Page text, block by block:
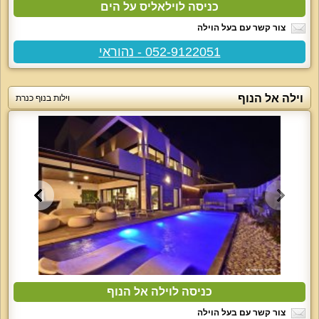
כניסה לוילאליס על הים
צור קשר עם בעל הוילה
052-9122051 - נהוראי
וילה אל הנוף וילות בנוף כנרת
כניסה לוילה אל הנוף
צור קשר עם בעל הוילה